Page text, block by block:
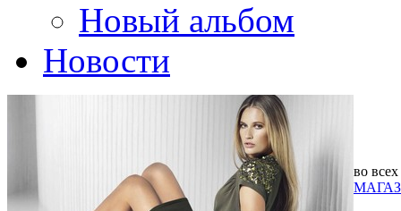
Новый альбом
Новости
во всех